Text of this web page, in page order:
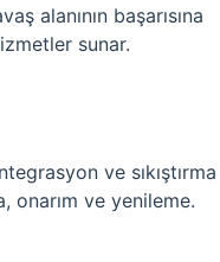
alanının başarısına
sunar.
ve sıkıştırma
onarım ve yenileme.